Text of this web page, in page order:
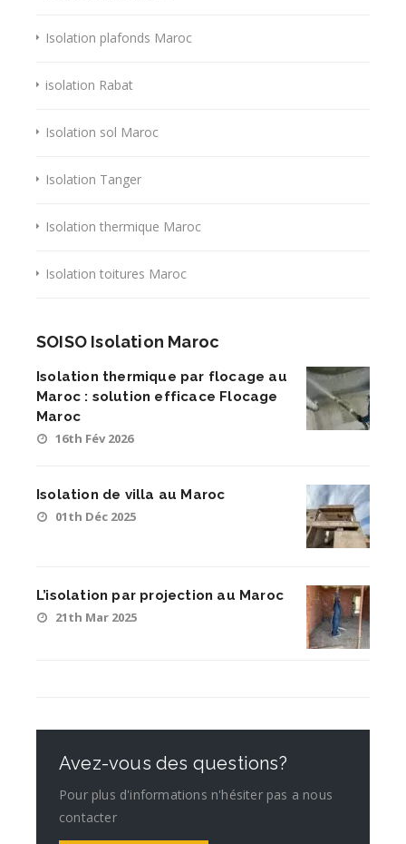
Isolation plafonds Maroc
isolation Rabat
Isolation sol Maroc
Isolation Tanger
Isolation thermique Maroc
Isolation toitures Maroc
SOISO Isolation Maroc
Isolation thermique par flocage au
Maroc : solution efficace Flocage
Maroc
16th Fév 2026
Isolation de villa au Maroc
01th Déc 2025
L’isolation par projection au Maroc
21th Mar 2025
Avez-vous des questions?
Pour plus d'informations n'hésiter pas a nous
contacter